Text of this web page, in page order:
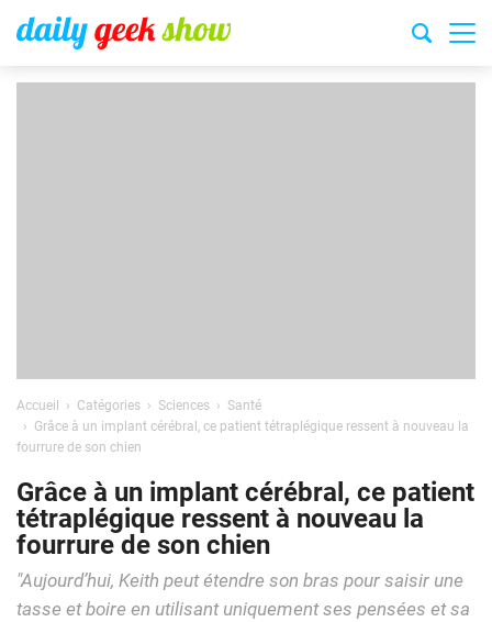
Accueil Catégories Sciences
Santé
Grâce à un implant cérébral, ce patient tétraplégique ressent à nouveau la
fourrure de son chien
Grâce à un implant cérébral, ce patient
tétraplégique ressent à nouveau la
fourrure de son chien
"Aujourd’hui, Keith peut étendre son bras pour saisir une
tasse et boire en utilisant uniquement ses pensées et sa